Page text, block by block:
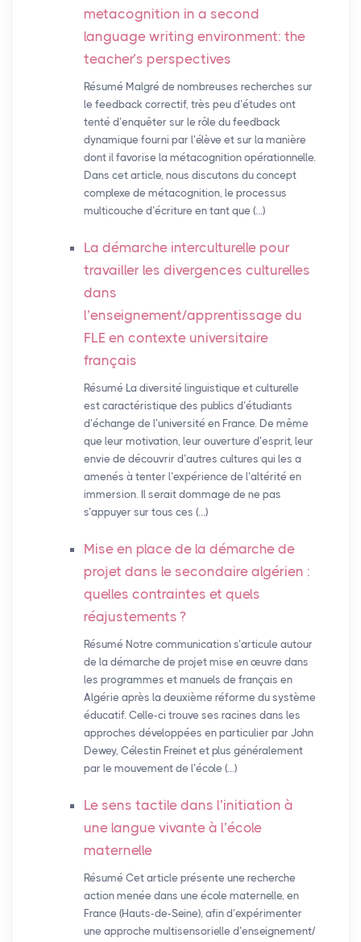
metacognition in a second
language writing environment: the
teacher’s perspectives
Résumé Malgré de nombreuses recherches sur
le feedback correctif, très peu d’études ont
tenté d’enquêter sur le rôle du feedback
dynamique fourni par l’élève et sur la manière
dont il favorise la métacognition opérationnelle.
Dans cet article, nous discutons du concept
complexe de métacognition, le processus
multicouche d’écriture en tant que (…)
La démarche interculturelle pour
travailler les divergences culturelles
dans
l’enseignement/apprentissage du
FLE en contexte universitaire
français
Résumé La diversité linguistique et culturelle
est caractéristique des publics d’étudiants
d’échange de l’université en France. De même
que leur motivation, leur ouverture d’esprit, leur
envie de découvrir d’autres cultures qui les a
amenés à tenter l’expérience de l’altérité en
immersion. Il serait dommage de ne pas
s’appuyer sur tous ces (…)
Mise en place de la démarche de
projet dans le secondaire algérien :
quelles contraintes et quels
réajustements ?
Résumé Notre communication s’articule autour
de la démarche de projet mise en œuvre dans
les programmes et manuels de français en
Algérie après la deuxième réforme du système
éducatif. Celle-ci trouve ses racines dans les
approches développées en particulier par John
Dewey, Célestin Freinet et plus généralement
par le mouvement de l’école (…)
Le sens tactile dans l’initiation à
une langue vivante à l’école
maternelle
Résumé Cet article présente une recherche
action menée dans une école maternelle, en
France (Hauts-de-Seine), afin d’expérimenter
une approche multisensorielle d’enseignement/